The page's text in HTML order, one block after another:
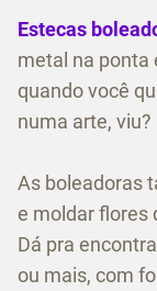
Estecas
metal na ponta
quando você
numa arte, viu?
As boleadoras
e moldar flores
Dá pra
ou mais, com